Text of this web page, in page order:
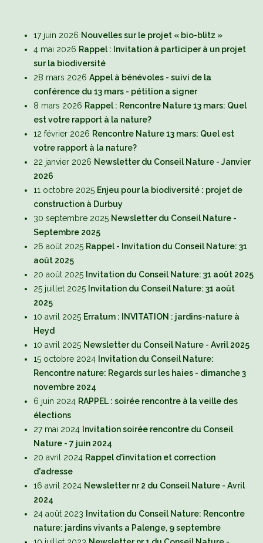
17 juin 2026 Nouvelles sur le projet « bio-blitz »
4 mai 2026 Rappel : Invitation à participer à un projet
sur la biodiversité
28 mars 2026 Appel à bénévoles - suivi de la
conférence du 13 mars - pétition a signer
8 mars 2026 Rappel : Rencontre Nature 13 mars: Quel
est votre rapport à la nature?
12 février 2026 Rencontre Nature 13 mars: Quel est
votre rapport à la nature?
22 janvier 2026 Newsletter du Conseil Nature - Janvier
2026
11 octobre 2025 Enjeu pour la biodiversité : projet de
construction à Durbuy
30 septembre 2025 Newsletter du Conseil Nature -
Septembre 2025
26 août 2025 Rappel - Invitation du Conseil Nature: 31
août 2025
20 août 2025 Invitation du Conseil Nature: 31 août 2025
25 juillet 2025 Invitation du Conseil Nature: 31 août
2025
10 avril 2025 Erratum : INVITATION : jardins-nature à
Heyd
10 avril 2025 Newsletter du Conseil Nature - Avril 2025
15 octobre 2024 Invitation du Conseil Nature:
Rencontre nature: Regards sur les haies - dimanche 3
novembre 2024
6 juin 2024 RAPPEL : soirée rencontre à la veille des
élections
27 mai 2024 Invitation soirée rencontre du Conseil
Nature - 7 juin 2024
20 avril 2024 Rappel d'invitation et correction
d'adresse
16 avril 2024 Newsletter nr 2 du Conseil Nature - Avril
2024
24 août 2023
Invitation du Conseil Nature: Rencontre
nature: jardins vivants a Palenge, 9 septembre